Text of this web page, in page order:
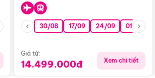
30/08 17/09 24/09 01/10
Giá từ:
14.499.000đ Xem chi tiết